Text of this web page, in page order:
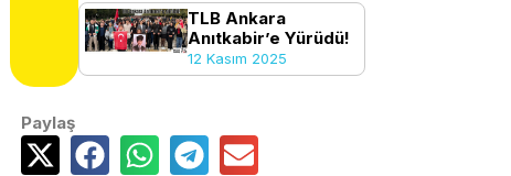
TLB Ankara
Anıtkabir’e Yürüdü!
12 Kasım 2025
Paylaş